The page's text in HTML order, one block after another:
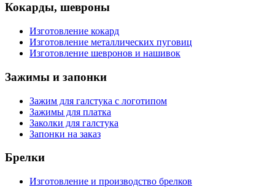
Кокарды, шевроны
Изготовление кокард
Изготовление металлических пуговиц
Изготовление шевронов и нашивок
Зажимы и запонки
Зажим для галстука с логотипом
Зажимы для платка
Заколки для галстука
Запонки на заказ
Брелки
Изготовление и производство брелков